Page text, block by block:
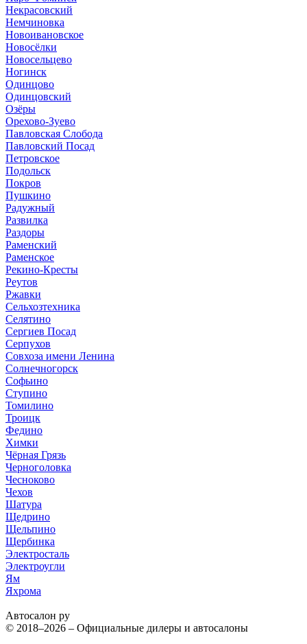
Некрасовский
Немчиновка
Новоивановское
Новосёлки
Новосельцево
Ногинск
Одинцово
Одинцовский
Озёры
Орехово-Зуево
Павловская Слобода
Павловский Посад
Петровское
Подольск
Покров
Пушкино
Радужный
Развилка
Раздоры
Раменский
Раменское
Рекино-Кресты
Реутов
Ржавки
Сельхозтехника
Селятино
Сергиев Посад
Серпухов
Совхоза имени Ленина
Солнечногорск
Софьино
Ступино
Томилино
Троицк
Федино
Химки
Чёрная Грязь
Черноголовка
Чесноково
Чехов
Шатура
Щедрино
Щельпино
Щербинка
Электросталь
Электроугли
Ям
Яхрома
Автосалон ру
© 2018–2026 – Официальные дилеры и автосалоны